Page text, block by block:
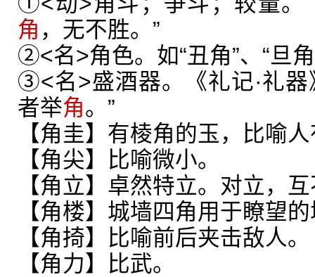
角 ，无不胜。”
②<名>角色。如“丑角”、“旦
③<名>盛酒器。《礼记·礼
者举角。”
【角圭】有棱角的玉，比喻
【角尖】比喻微小。
【角立】卓然特立。对立，
【角楼】城墙四角用于瞭望
【角掎】比喻前后夹击敌人。
【角力】比武。